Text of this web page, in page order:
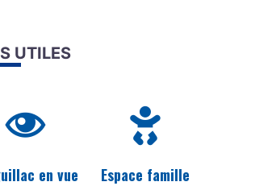
UTILES
en vue Espace famille